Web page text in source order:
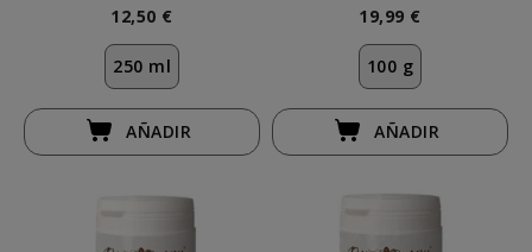
12,50 €
250 ml
AÑADIR
19,99 €
100 g
AÑADIR